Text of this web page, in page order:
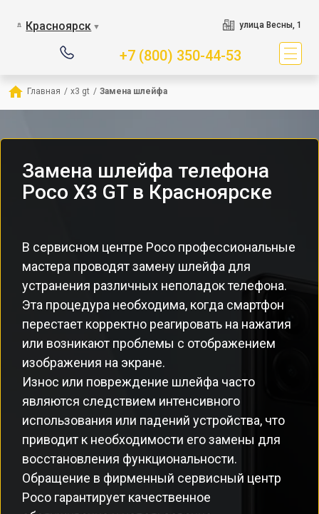
Красноярск ▼ улица Весны, 1
+7 (800) 350-44-53
Главная / x3 gt / Замена шлейфа
Замена шлейфа телефона
Poco X3 GT в Красноярске
В сервисном центре Poco профессиональные
мастера проводят замену шлейфа для
устранения различных неполадок телефона.
Эта процедура необходима, когда смартфон
перестает корректно реагировать на нажатия
или возникают проблемы с отображением
изображения на экране.
Износ или повреждение шлейфа часто
являются следствием интенсивного
использования или падений устройства, что
приводит к необходимости его замены для
восстановления функциональности.
Обращение в фирменный сервисный центр
Poco гарантирует качественное